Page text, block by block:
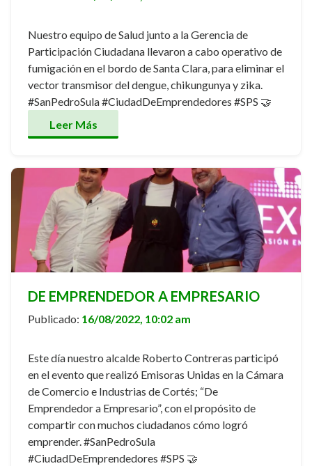
Nuestro equipo de Salud junto a la Gerencia de
Participación Ciudadana llevaron a cabo operativo de
fumigación en el bordo de Santa Clara, para eliminar el
vector transmisor del dengue, chikungunya y zika.
#SanPedroSula #CiudadDeEmprendedores #SPS 🤝
Leer Más
DE EMPRENDEDOR A EMPRESARIO
Publicado: 16/08/2022, 10:02 am
Este día nuestro alcalde Roberto Contreras participó
en el evento que realizó Emisoras Unidas en la Cámara
de Comercio e Industrias de Cortés; “De
Emprendedor a Empresario”, con el propósito de
compartir con muchos ciudadanos cómo logró
emprender. #SanPedroSula
#CiudadDeEmprendedores #SPS 🤝